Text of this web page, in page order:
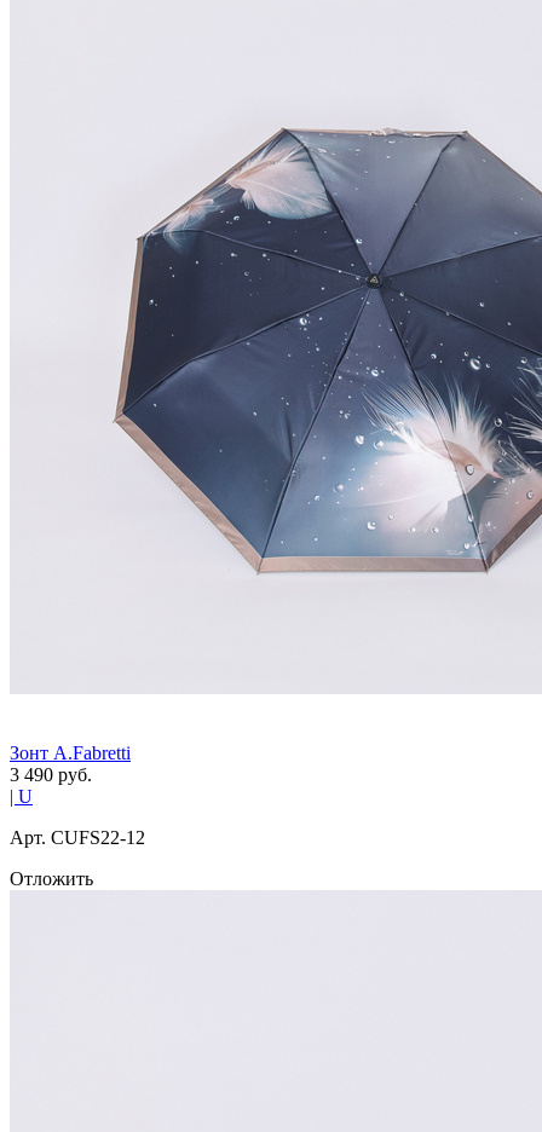
Зонт A.Fabretti
3 490 руб.
| U
Арт. СUFS22-12
Отложить